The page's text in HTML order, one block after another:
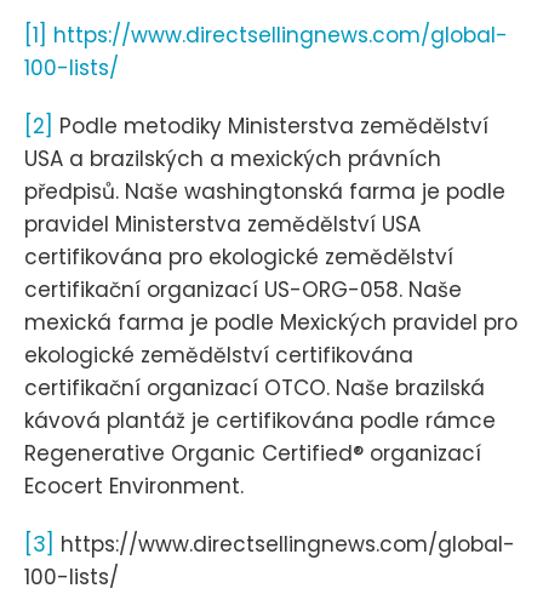
[1] https://www.directsellingnews.com/global-
100-lists/
[2] Podle metodiky Ministerstva zemědělství
USA a brazilských a mexických právních
předpisů. Naše washingtonská farma je podle
pravidel Ministerstva zemědělství USA
certifikována pro ekologické zemědělství
certifikační organizací US-ORG-058. Naše
mexická farma je podle Mexických pravidel pro
ekologické zemědělství certifikována
certifikační organizací OTCO. Naše brazilská
kávová plantáž je certifikována podle rámce
Regenerative Organic Certified® organizací
Ecocert Environment.
[3] https://www.directsellingnews.com/global-
100-lists/